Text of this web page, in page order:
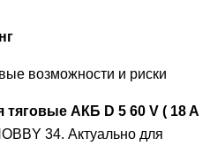
возможности и риски
тяговые АКБ D 5 60 V ( 18 A
34. Актуально для